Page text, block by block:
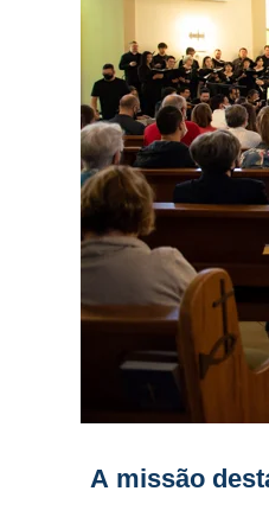
A missão